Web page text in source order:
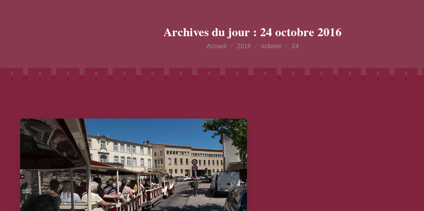
Archives du jour : 24 octobre 2016
Vous êtes ici :
Accueil 2016 octobre 24